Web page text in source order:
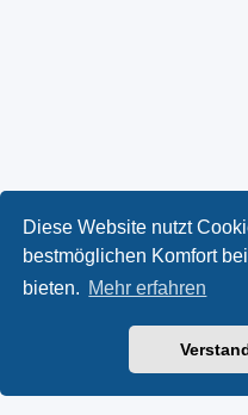
Diese Website nutzt
bestmöglichen Komfort
bieten. Mehr erfahren